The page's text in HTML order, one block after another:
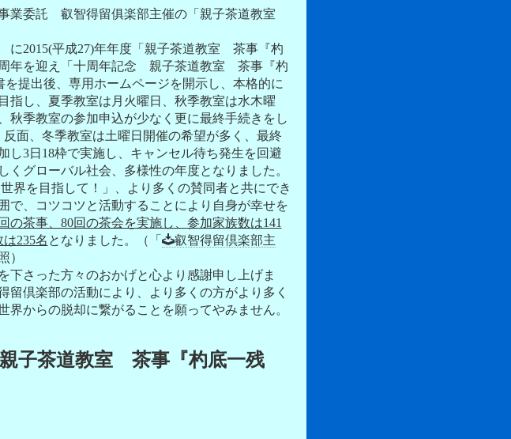
業委託 叡智得留俱楽部主催の「親子茶道教室
に2015(平成27)年年度「親子茶道教室 茶事『杓
周年を迎え「十周年記念 親子茶道教室 茶事『杓
提出後、専用ホームページを開示し、本格的に
指し、夏季教室は月火曜日、秋季教室は水木曜
秋季教室の参加申込が少なく更に最終手続きをし
面、冬季教室は土曜日開催の希望が多く、最終
3日18枠で実施し、キャンセル待ち発生を回避
グローバル社会、多様性の年度となりました。
界を目指して！」、より多くの賛同者と共にでき
で、コツコツと活動することにより自身が幸せを
の茶事、80回の茶会を実施し、参加家族数は141
235名 となりました。（「
叡智得留倶楽部主
）
さった方々のおかげと心より感謝申し上げま
倶楽部の活動により、より多くの方がより多く
からの脱却に繋がることを願ってやみません。
子茶道教室 茶事『杓底一残